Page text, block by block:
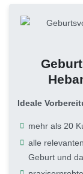
Ideale
mehr als 20
alle
Geburt und